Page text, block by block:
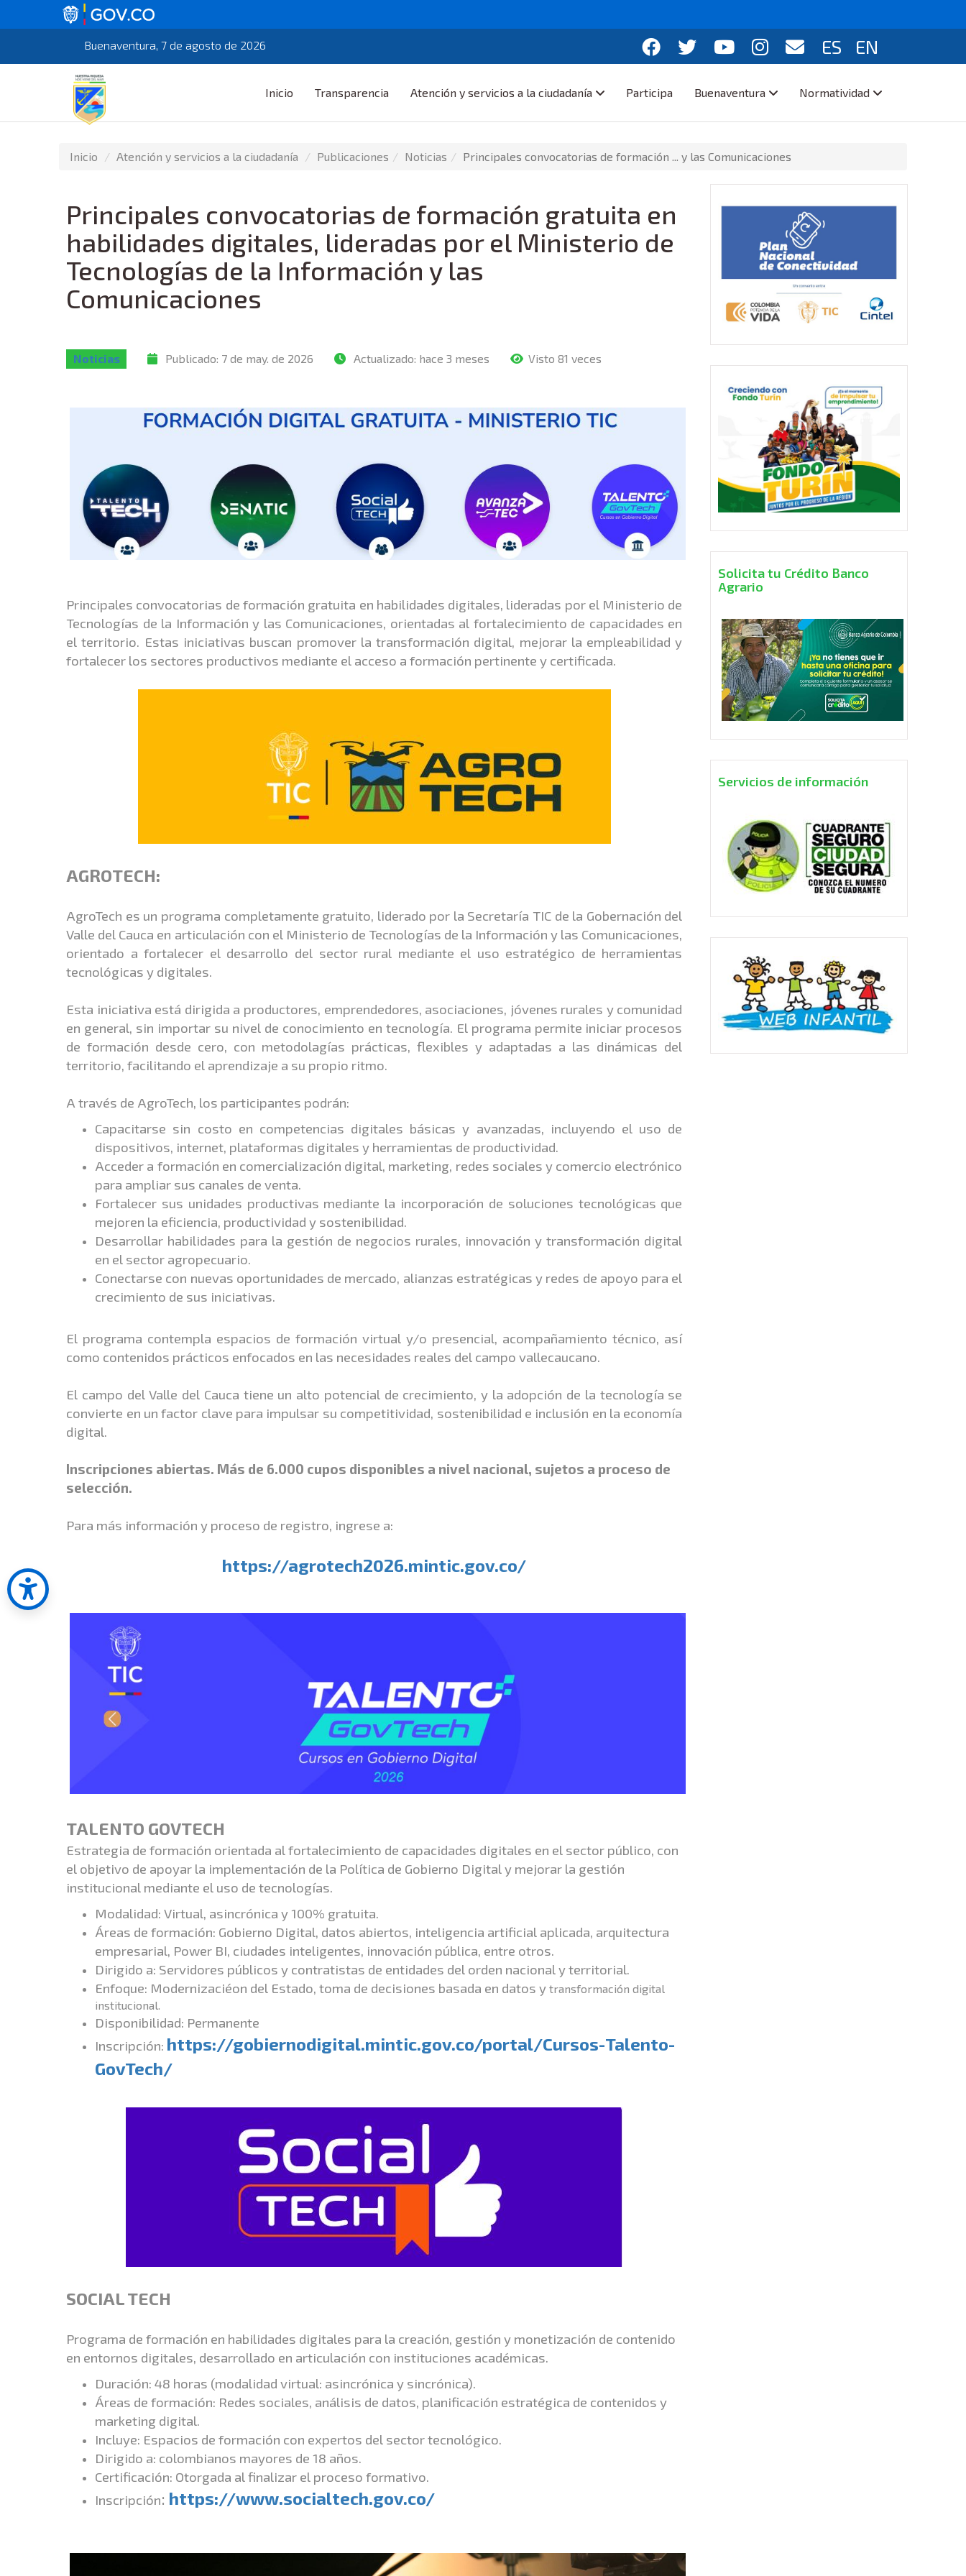
Buenaventura, 7 de agosto de 2026 ES EN
Inicio Transparencia Atención y servicios a la ciudadanía Participa Buenaventura Normatividad
Inicio Atención y servicios a la ciudadanía Publicaciones Noticias Principales convocatorias de formación ... y las Comunicaciones
Principales convocatorias de formación gratuita en
habilidades digitales, lideradas por el Ministerio de
Tecnologías de la Información y las
Comunicaciones
Noticias Publicado: 7 de may. de 2026 Actualizado: hace 3 meses Visto 81 veces
Principales convocatorias de formación gratuita en habilidades digitales, lideradas por el Ministerio de
Tecnologías de la Información y las Comunicaciones, orientadas al fortalecimiento de capacidades en
el territorio. Estas iniciativas buscan promover la transformación digital, mejorar la empleabilidad y
fortalecer los sectores productivos mediante el acceso a formación pertinente y certificada.
AGROTECH:
AgroTech es un programa completamente gratuito, liderado por la Secretaría TIC de la Gobernación del
Valle del Cauca en articulación con el Ministerio de Tecnologías de la Información y las Comunicaciones,
orientado a fortalecer el desarrollo del sector rural mediante el uso estratégico de herramientas
tecnológicas y digitales.
Esta iniciativa está dirigida a productores, emprendedores, asociaciones, jóvenes rurales y comunidad
en general, sin importar su nivel de conocimiento en tecnología. El programa permite iniciar procesos
de formación desde cero, con metodolagías prácticas, flexibles y adaptadas a las dinámicas del
territorio, facilitando el aprendizaje a su propio ritmo.
A través de AgroTech, los participantes podrán:
Capacitarse sin costo en competencias digitales básicas y avanzadas, incluyendo el uso de
dispositivos, internet, plataformas digitales y herramientas de productividad.
Acceder a formación en comercialización digital, marketing, redes sociales y comercio electrónico
para ampliar sus canales de venta.
Fortalecer sus unidades productivas mediante la incorporación de soluciones tecnológicas que
mejoren la eficiencia, productividad y sostenibilidad.
Desarrollar habilidades para la gestión de negocios rurales, innovación y transformación digital
en el sector agropecuario.
Conectarse con nuevas oportunidades de mercado, alianzas estratégicas y redes de apoyo para el
crecimiento de sus iniciativas.
El programa contempla espacios de formación virtual y/o presencial, acompañamiento técnico, así
como contenidos prácticos enfocados en las necesidades reales del campo vallecaucano.
El campo del Valle del Cauca tiene un alto potencial de crecimiento, y la adopción de la tecnología se
convierte en un factor clave para impulsar su competitividad, sostenibilidad e inclusión en la economía
digital.
Inscripciones abiertas. Más de 6.000 cupos disponibles a nivel nacional, sujetos a proceso de
selección.
Para más información y proceso de registro, ingrese a:
https://agrotech2026.mintic.gov.co/
TALENTO GOVTECH
Estrategia de formación orientada al fortalecimiento de capacidades digitales en el sector público, con
el objetivo de apoyar la implementación de la Política de Gobierno Digital y mejorar la gestión
institucional mediante el uso de tecnologías.
Modalidad: Virtual, asincrónica y 100% gratuita.
Áreas de formación: Gobierno Digital, datos abiertos, inteligencia artificial aplicada, arquitectura
empresarial, Power BI, ciudades inteligentes, innovación pública, entre otros.
Dirigido a: Servidores públicos y contratistas de entidades del orden nacional y territorial.
Enfoque: Modernizaciéon del Estado, toma de decisiones basada en datos ytransformación digital
institucional.
Disponibilidad: Permanente
Inscripción: https://gobiernodigital.mintic.gov.co/portal/Cursos-Talento-
GovTech/
SOCIAL TECH
Programa de formación en habilidades digitales para la creación, gestión y monetización de contenido
en entornos digitales, desarrollado en articulación con instituciones académicas.
Duración: 48 horas (modalidad virtual: asincrónica y sincrónica).
Áreas de formación: Redes sociales, análisis de datos, planificación estratégica de contenidos y
marketing digital.
Incluye: Espacios de formación con expertos del sector tecnológico.
Dirigido a: colombianos mayores de 18 años.
Certificación: Otorgada al finalizar el proceso formativo.
Inscripción: https://www.socialtech.gov.co/
Solicita tu Crédito Banco
Agrario
Servicios de información